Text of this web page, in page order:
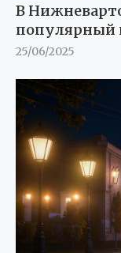
В
популярный
25/06/2025